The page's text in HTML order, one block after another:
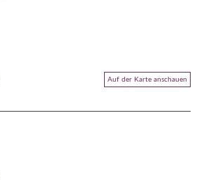
Auf der Karte anschauen